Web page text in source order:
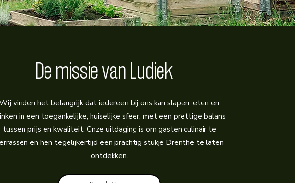
De missie van Ludiek
Wij vinden het belangrijk dat iedereen bij ons kan slapen, eten en
in een toegankelijke, huiselijke sfeer, met een prettige balans
tussen prijs en kwaliteit. Onze uitdaging is om gasten culinair te
en hen tegelijkertijd een prachtig stukje Drenthe te laten
ontdekken.